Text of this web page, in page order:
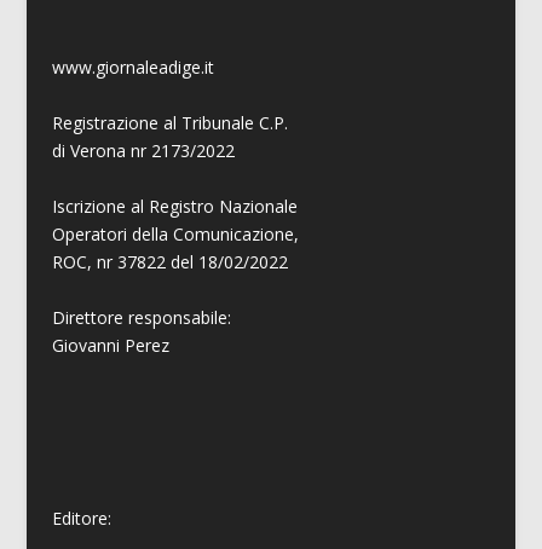
www.giornaleadige.it
Registrazione al Tribunale C.P.
di Verona nr 2173/2022
Iscrizione al Registro Nazionale
Operatori della Comunicazione,
ROC, nr 37822 del 18/02/2022
Direttore responsabile:
Giovanni Perez
Editore: